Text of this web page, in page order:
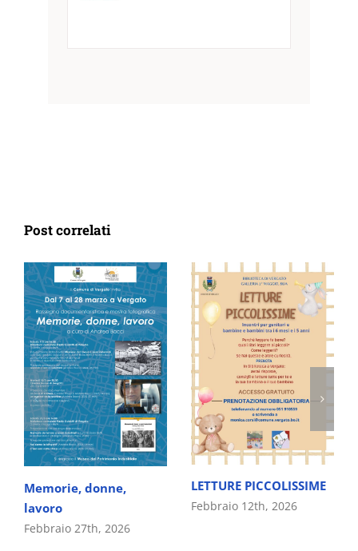
Post correlati
Memorie, donne,
lavoro
Febbraio 27th, 2026
LETTURE PICCOLISSIME
Febbraio 12th, 2026